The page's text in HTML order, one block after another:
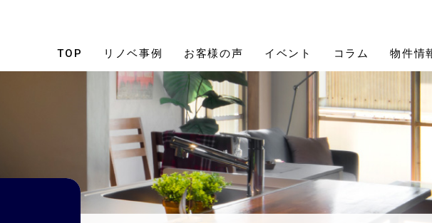
TOP リノベ事例 お客様の声 イベント コラム 物件情